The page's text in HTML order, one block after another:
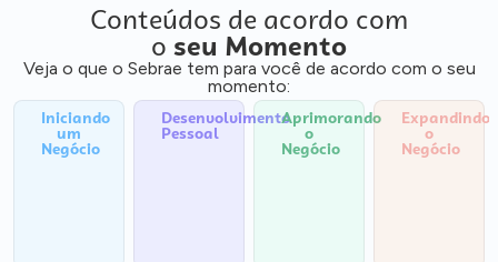
Conteúdos de acordo com
o seu Momento
Veja o que o Sebrae tem para você de acordo com o seu
momento:
Iniciando
um
Negócio
Desenvolvimento
Pessoal
Aprimorando
o
Negócio
Expandindo
o
Negócio